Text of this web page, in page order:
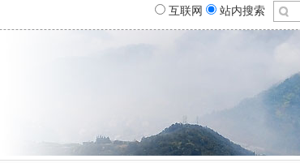
协会简介
互联网 站内搜索